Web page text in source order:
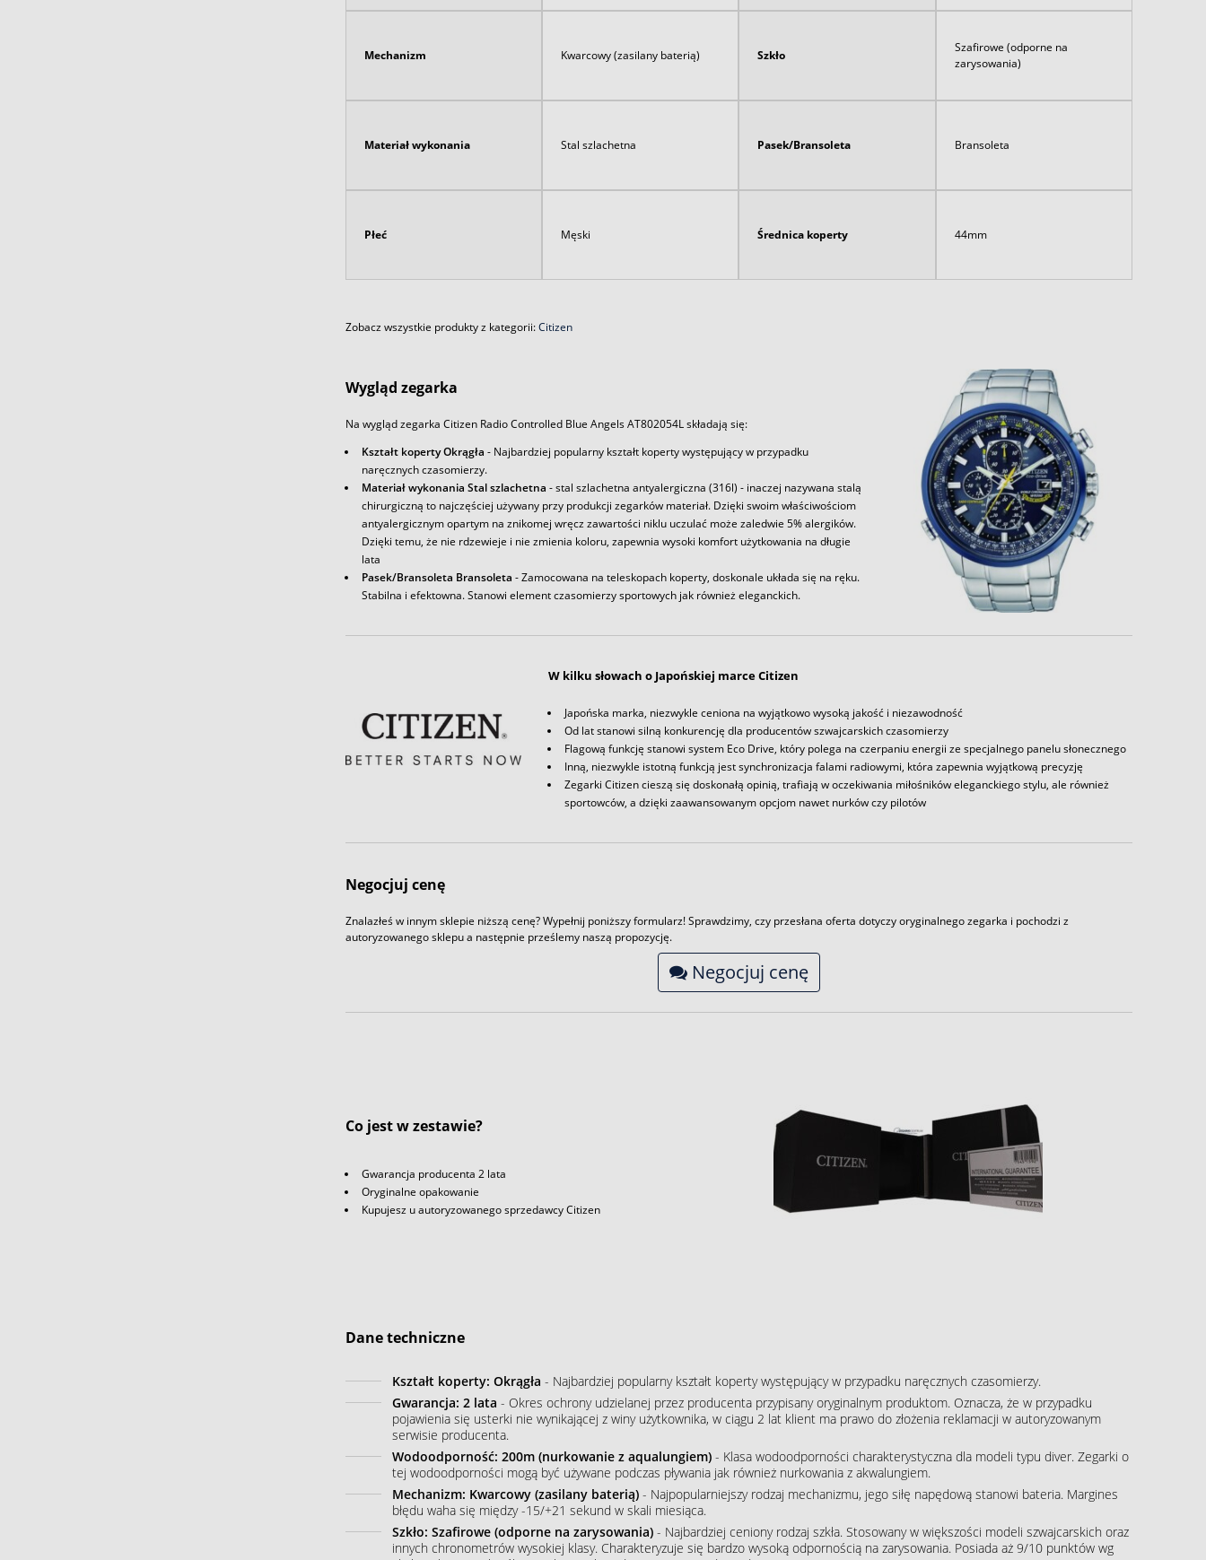
Mechanizm Kwarcowy (zasilany baterią) Szkło
Szafirowe (odporne na
zarysowania)
Materiał wykonania Stal szlachetna Pasek/Bransoleta Bransoleta
Płeć Męski Średnica koperty 44mm
Zobacz wszystkie produkty z kategorii:Citizen
Wygląd zegarka
Na wygląd zegarka Citizen Radio Controlled Blue Angels AT802054L składają się:
Kształt koperty Okrągła - Najbardziej popularny kształt koperty występujący w przypadku
naręcznych czasomierzy.
Materiał wykonania Stal szlachetna - stal szlachetna antyalergiczna (316l) - inaczej nazywana stalą
chirurgiczną to najczęściej używany przy produkcji zegarków materiał. Dzięki swoim właściwościom
antyalergicznym opartym na znikomej wręcz zawartości niklu uczulać może zaledwie 5% alergików.
Dzięki temu, że nie rdzewieje i nie zmienia koloru, zapewnia wysoki komfort użytkowania na długie
lata
Pasek/Bransoleta Bransoleta - Zamocowana na teleskopach koperty, doskonale układa się na ręku.
Stabilna i efektowna. Stanowi element czasomierzy sportowych jak również eleganckich.
W kilku słowach o Japońskiej marce Citizen
Japońska marka, niezwykle ceniona na wyjątkowo wysoką jakość i niezawodność
Od lat stanowi silną konkurencję dla producentów szwajcarskich czasomierzy
Flagową funkcję stanowi system Eco Drive, który polega na czerpaniu energii ze specjalnego panelu słonecznego
Inną, niezwykle istotną funkcją jest synchronizacja falami radiowymi, która zapewnia wyjątkową precyzję
Zegarki Citizen cieszą się doskonałą opinią, trafiają w oczekiwania miłośników eleganckiego stylu, ale również
sportowców, a dzięki zaawansowanym opcjom nawet nurków czy pilotów
Negocjuj cenę
Znalazłeś w innym sklepie niższą cenę? Wypełnij poniższy formularz! Sprawdzimy, czy przesłana oferta dotyczy oryginalnego zegarka i pochodzi z
autoryzowanego sklepu a następnie prześlemy naszą propozycję.
Negocjuj cenę
Co jest w zestawie?
Gwarancja producenta 2 lata
Oryginalne opakowanie
Kupujesz u autoryzowanego sprzedawcy Citizen
Dane techniczne
Kształt koperty: Okrągła - Najbardziej popularny kształt koperty występujący w przypadku naręcznych czasomierzy.
Gwarancja: 2 lata - Okres ochrony udzielanej przez producenta przypisany oryginalnym produktom. Oznacza, że w przypadku
pojawienia się usterki nie wynikającej z winy użytkownika, w ciągu 2 lat klient ma prawo do złożenia reklamacji w autoryzowanym
serwisie producenta.
Wodoodporność: 200m (nurkowanie z aqualungiem)- Klasa wodoodporności charakterystyczna dla modeli typu diver. Zegarki o
tej wodoodporności mogą być używane podczas pływania jak również nurkowania z akwalungiem.
Mechanizm: Kwarcowy (zasilany baterią)- Najpopularniejszy rodzaj mechanizmu, jego siłę napędową stanowi bateria. Margines
błędu waha się między -15/+21 sekund w skali miesiąca.
Szkło: Szafirowe (odporne na zarysowania)- Najbardziej ceniony rodzaj szkła. Stosowany w większości modeli szwajcarskich oraz
innych chronometrów wysokiej klasy. Charakteryzuje się bardzo wysoką odpornością na zarysowania. Posiada aż 9/10 punktów wg